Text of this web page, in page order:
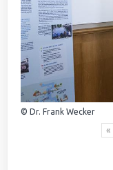
© Dr. Frank Wecker
«